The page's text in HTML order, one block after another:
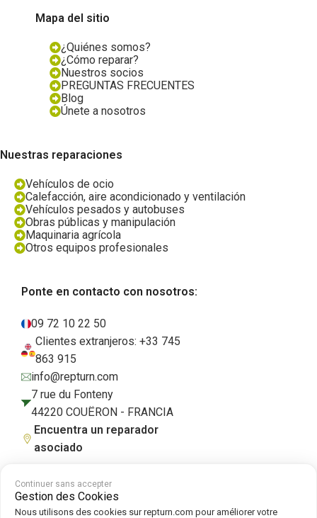
Mapa del sitio
¿Quiénes somos?
¿Cómo reparar?
Nuestros socios
PREGUNTAS FRECUENTES
Blog
Únete a nosotros
Nuestras reparaciones
Vehículos de ocio
Calefacción, aire acondicionado y ventilación
Vehículos pesados y autobuses
Obras públicas y manipulación
Maquinaria agrícola
Otros equipos profesionales
Ponte en contacto con nosotros:
09 72 10 22 50
Clientes extranjeros: +33 745
863 915
info@repturn.com
7 rue du Fonteny
44220 COUËRON - FRANCIA
Encuentra un reparador
asociado
Condiciones generales de venta Aviso legal Política de privacidad
Continuer sans accepter
Gestion des Cookies
Nous utilisons des cookies sur repturn.com pour améliorer votre